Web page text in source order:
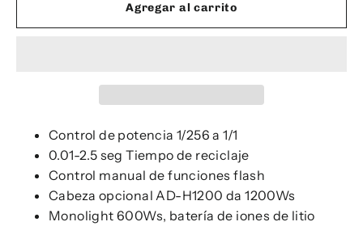
Agregar al carrito
Control de potencia 1/256 a 1/1
0.01-2.5 seg Tiempo de reciclaje
Control manual de funciones flash
Cabeza opcional AD-H1200 da 1200Ws
Monolight 600Ws, batería de iones de litio